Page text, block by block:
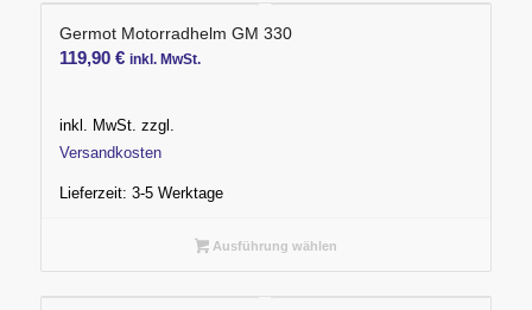
Germot Motorradhelm GM 330
119,90 € inkl. MwSt.
inkl. MwSt. zzgl.
Versandkosten
Lieferzeit: 3-5 Werktage
Ausführung wählen